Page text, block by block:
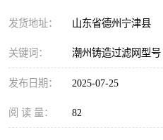
发货地址： 山东省德州宁津县
关键词： 潮州铸造过滤网型号
发布日期： 2025-07-25
阅 读 量： 82